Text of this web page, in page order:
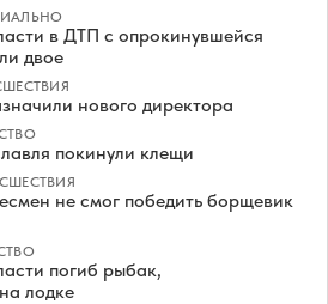
в ДТП с опрокинувшейся
двое
нового директора
покинули клещи
не смог победить борщевик
погиб рыбак,
лодке